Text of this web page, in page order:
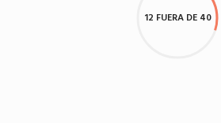
12 FUERA DE 40